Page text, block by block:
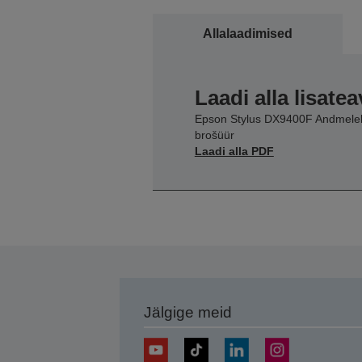
Allalaadimised
Laadi alla
Epson Stylus DX9400F
brošüür
Laadi alla PDF
Jälgige meid